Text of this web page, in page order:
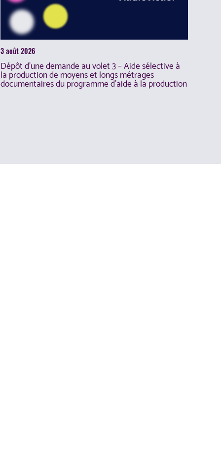
3 août 2026
Dépôt d’une demande au volet 3 – Aide sélective à
la production de moyens et longs métrages
documentaires du programme d’aide à la production